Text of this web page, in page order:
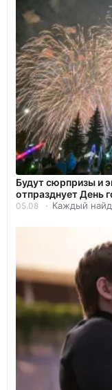
Будут сюрпризы и
отпразднует День
05.08 Каждый